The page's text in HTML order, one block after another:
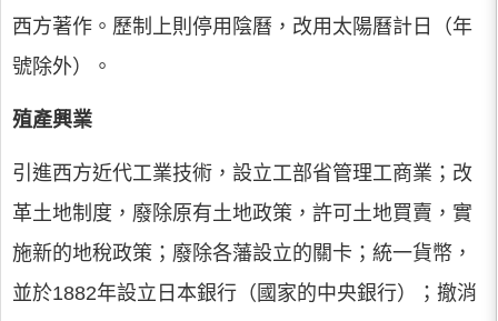
西方著作。歷制上則停用陰曆，改用太陽曆計日（年
號除外）。
殖產興業
引進西方近代工業技術，設立工部省管理工商業；改
革土地制度，廢除原有土地政策，許可土地買賣，實
施新的地稅政策；廢除各藩設立的關卡；統一貨幣，
並於1882年設立日本銀行（國家的中央銀行）；撤消